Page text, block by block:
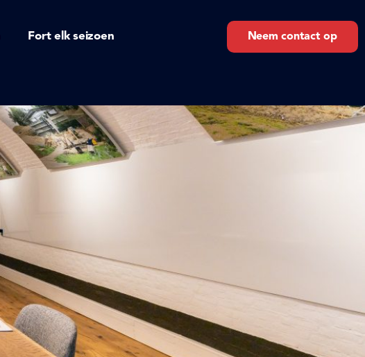
Fort elk seizoen Neem contact op